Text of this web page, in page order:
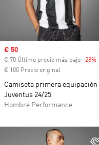
Precio de venta
€ 50
€ 70 Último precio más bajo -28%
€ 100 Precio original
Camiseta primera equipación
Juventus 24/25
Hombre Performance